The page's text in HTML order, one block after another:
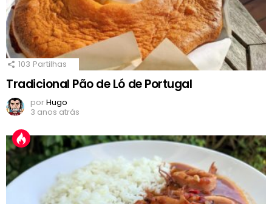
103 Partilhas
Tradicional Pão de Ló de Portugal
porHugo
3 anos atrás